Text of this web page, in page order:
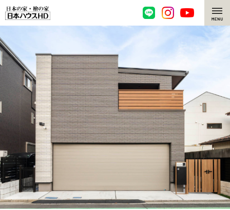
環境にやさしい、脱炭素社会の住宅
檜・木造住宅
耐震構造
高耐久住宅
高断熱・高気密の家
エネルギー自給自足
選ばれる理由
檜の魅力
檜の魅力 トップ
檜と日本人
1000年を超えて生きる檜
知られざる檜の効果・作用
注文住宅
注文住宅 トップ
グレートステージ
クレステージ
施工事例
リフォーム
リフォーム トップ
資産活用